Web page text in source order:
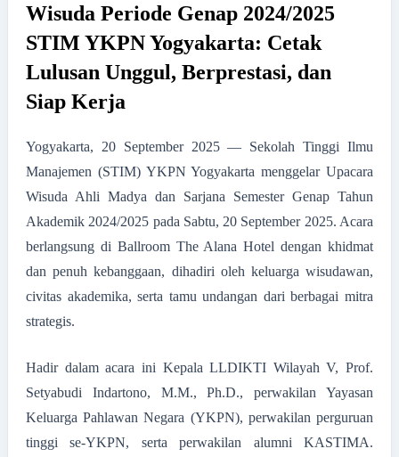
Wisuda Periode Genap 2024/2025
STIM YKPN Yogyakarta: Cetak
Lulusan Unggul, Berprestasi, dan
Siap Kerja
Yogyakarta, 20 September 2025 — Sekolah Tinggi Ilmu
Manajemen (STIM) YKPN Yogyakarta menggelar Upacara
Wisuda Ahli Madya dan Sarjana Semester Genap Tahun
Akademik 2024/2025 pada Sabtu, 20 September 2025. Acara
berlangsung di Ballroom The Alana Hotel dengan khidmat
dan penuh kebanggaan, dihadiri oleh keluarga wisudawan,
civitas akademika, serta tamu undangan dari berbagai mitra
strategis.
Hadir dalam acara ini Kepala LLDIKTI Wilayah V, Prof.
Setyabudi Indartono, M.M., Ph.D., perwakilan Yayasan
Keluarga Pahlawan Negara (YKPN), perwakilan perguruan
tinggi se-YKPN, serta perwakilan alumni KASTIMA.